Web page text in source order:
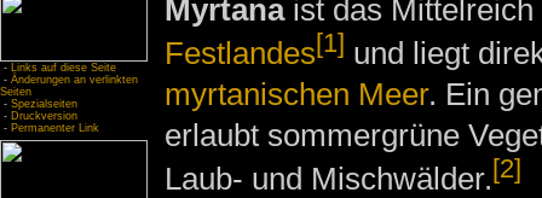
- Links auf diese Seite
- Änderungen an verlinkten
Seiten
- Spezialseiten
- Druckversion
- Permanenter Link
Myrtanaist das Mittelreich
Festlandes[1] und liegt
myrtanischen Meer. Ein
erlaubt sommergrüne
Laub- und Mischwälder.[2]